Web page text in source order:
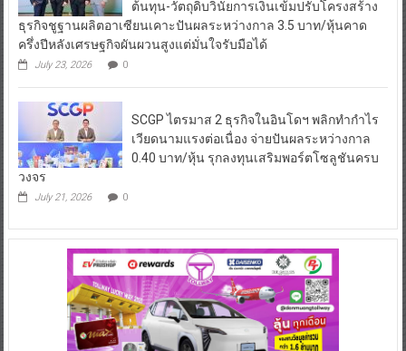
ต้นทุน-วัตถุดิบวินัยการเงินเข้มปรับโครงสร้าง
ธุรกิจชูฐานผลิตอาเซียนเคาะปันผลระหว่างกาล 3.5 บาท/หุ้นคาด
ครึ่งปีหลังเศรษฐกิจผันผวนสูงแต่มั่นใจรับมือได้
July 23, 2026 0
SCGP ไตรมาส 2 ธุรกิจในอินโดฯ พลิกทำกำไร
เวียดนามแรงต่อเนื่อง จ่ายปันผลระหว่างกาล
0.40 บาท/หุ้น รุกลงทุนเสริมพอร์ตโซลูชันครบ
วงจร
July 21, 2026 0